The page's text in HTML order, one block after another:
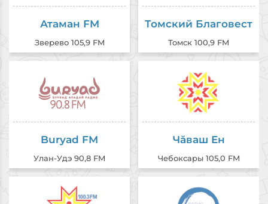
Атаман FM
Зверево 105,9 FM
Томский Благовест
Томск 100,9 FM
Buryad FM
Улан-Удэ 90,8 FM
Чăваш Ен
Чебоксары 105,0 FM